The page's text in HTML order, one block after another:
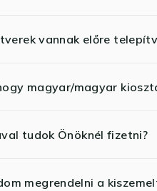
vannak előre
magyar/magyar
tudok Önöknél fizetni?
megrendelni a